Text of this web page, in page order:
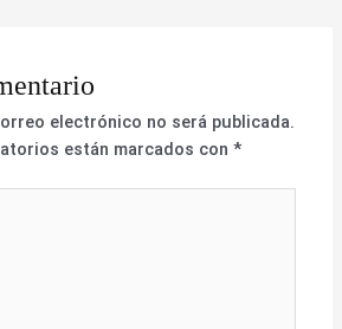
electrónico no será publicada.
están marcados con*